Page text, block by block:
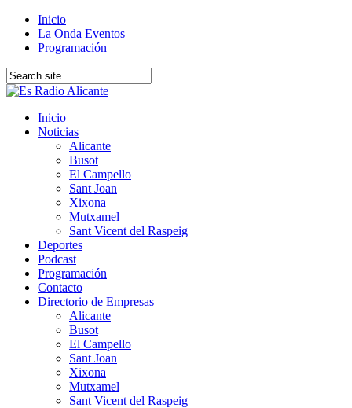
Inicio
La Onda Eventos
Programación
Inicio
Noticias
Alicante
Busot
El Campello
Sant Joan
Xixona
Mutxamel
Sant Vicent del Raspeig
Deportes
Podcast
Programación
Contacto
Directorio de Empresas
Alicante
Busot
El Campello
Sant Joan
Xixona
Mutxamel
Sant Vicent del Raspeig